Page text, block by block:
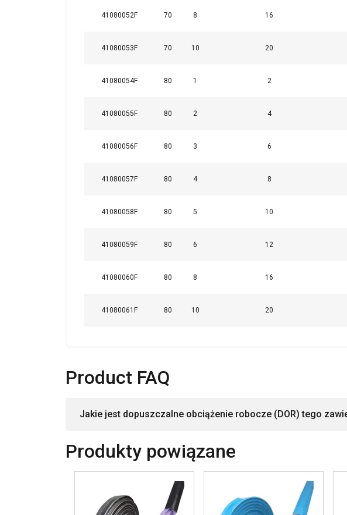
41080052F 70 8 16
41080053F 70 10 20
41080054F 80 1 2
41080055F 80 2 4
41080056F 80 3 6
41080057F 80 4 8
41080058F 80 5 10
41080059F 80 6 12
41080060F 80 8 16
41080061F 80 10 20
Product FAQ
Jakie jest dopuszczalne obciążenie robocze (DOR) tego
Produkty powiązane